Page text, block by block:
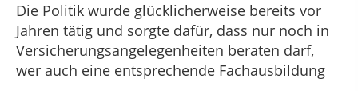
Die Politik wurde glücklicherweise bereits vor
Jahren tätig und sorgte dafür, dass nur noch in
Versicherungsangelegenheiten beraten darf,
wer auch eine entsprechende Fachausbildung